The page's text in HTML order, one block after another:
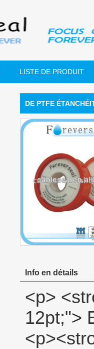
LISTE DE PRODUIT
DE PTFE
Info en détails
<p> <strong> <span style="color: #00ccff; font-size: 12pt;"> Exposition de produit </span> </strong> </p> <p><strong></strong>&nbsp;</p> <p align="left"><span style="font-family: Arial; color: #666666; font-size: 9pt;">&nbsp;<img src="http://i03.i.aliimg.com/simg/single/icon/placeholder_100x100.png" data-src="http://i00.i.aliimg.com/img/pb/134/821/803/803821134_967.jpg" data-alt="De ptfe étanchéité bande" width="600" height="400" ori-width="600" ori-height="400" /> <noscript><img src="http://i00.i.aliimg.com/img/pb/134/821/803/803821134_967.jpg" alt="De ptfe étanchéité bande" width="600" height="400" ori-width="600" ori-height="400"></noscript> </span></p> <p align="left">&nbsp;</p> <p align="left">&nbsp;</p> <p align="left">&nbsp;</p> <p> <strong> <span style="color: #00ccff; font-size: 12pt;"> Voir la fiche produit description </span> </strong> </p> <p><strong></strong>&nbsp;</p> <p>&nbsp;</p> <table class="aliDataTable" style="width: 614px; background: white;" border="1" cellspacing="0" cellpadding="0"><tbody> <tr style="height: 14.2pt;" align="left"> <td style="width: 115.75pt; height: 14.2pt;" rowspan="5"><p> <strong> <span style="font-family: Arial; color: black; font-size: 9pt;"> Spécifications: </span> </strong> </p></td> <td style="width: 344.8pt;"><p> <strong> <span style="font-family: Arial; color: black; font-size: 9pt;"> Largeur: </span> </strong> <span style="font-family: Arial; color: black; font-size: 9pt;"> 12MM (1/2), 19mm (3/4